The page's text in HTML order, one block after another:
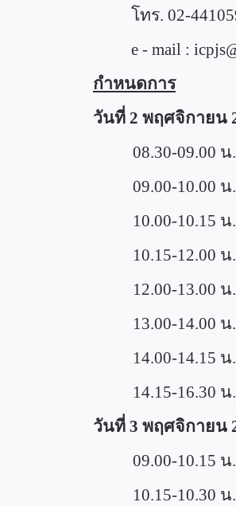
โทร. 02-
e - mail :
กำหนดการ
วันที่ 2 พฤศจิกายน
08.30-09.00
09.00-10.00
10.00-10.15
10.15-12.00
12.00-13.00 น
13.00-14.00 น
14.00-14.15
14.15-16.30 น
วันที่ 3 พฤศจิกายน
09.00-10.15 น
10.15-10.30